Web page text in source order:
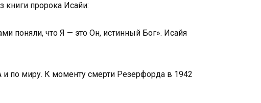
книги пророка Исайи:
поняли, что Я — это Он, истинный Бог». Исайя
и по миру. К моменту смерти Резерфорда в 1942